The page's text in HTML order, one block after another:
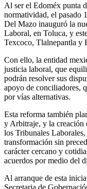
Al ser el Edoméx punta
normatividad, el pasado
Del Mazo inauguró la
Laboral, en Toluca, y
Texcoco, Tlalnepantla y
Con ello, la entidad
justicia laboral, que
podrán resolver sus
apoyo de conciliadores,
por vías alternativas.
Esta reforma también
y Arbitraje, y la creación
los Tribunales Laborales,
transformación sin
carácter cercano y
acuerdos por medio del
Al arranque de esta
Secretaria de